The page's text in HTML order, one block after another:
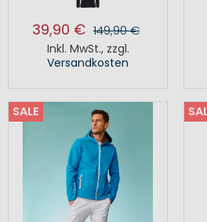
39,90 € 149,90 €
Inkl. MwSt., zzgl.
Versandkosten
SALE